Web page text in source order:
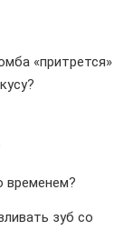
«притрется»
временем?
зуб со